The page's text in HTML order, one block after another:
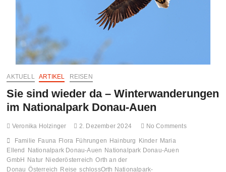
AKTUELL ARTIKEL REISEN
Sie sind wieder da – Winterwanderungen
im Nationalpark Donau-Auen
Veronika Holzinger 2. Dezember 2024 No Comments
Familie Fauna Flora Führungen Hainburg Kinder Maria
Ellend Nationalpark Donau-Auen Nationalpark Donau-Auen
GmbH Natur Niederösterreich Orth an der
Donau Österreich Reise schlossOrth Nationalpark-